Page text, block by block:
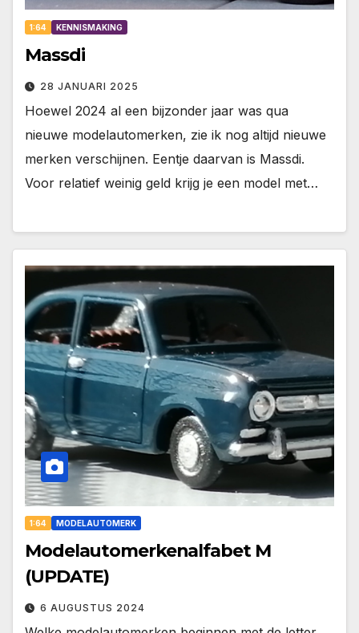
1:64 KENNISMAKING
Massdi
28 JANUARI 2025
Hoewel 2024 al een bijzonder jaar was qua
nieuwe modelautomerken, zie ik nog altijd nieuwe
merken verschijnen. Eentje daarvan is Massdi.
Voor relatief weinig geld krijg je een model met…
1:64 MODELAUTOMERK
Modelautomerkenalfabet M
(UPDATE)
6 AUGUSTUS 2024